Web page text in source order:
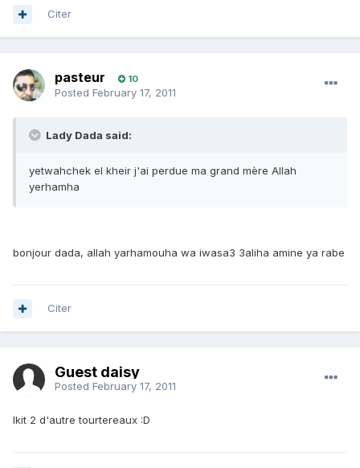
Citer
pasteur 10
Posted February 17, 2011
Lady Dada said:
yetwahchek el kheir j'ai perdue ma grand mère Allah
yerhamha
bonjour dada, allah yarhamouha wa iwasa3 3aliha amine ya rabe
Citer
Guest daisy
Posted February 17, 2011
lkit 2 d'autre tourtereaux :D